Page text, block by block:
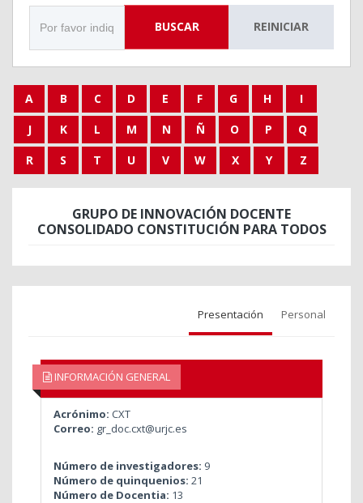
BUSCAR REINICIAR
A B C D E F G H
I
J
K L M N Ñ O P
Q
R
S T U V W X Y Z
GRUPO DE INNOVACIÓN DOCENTE
CONSOLIDADO CONSTITUCIÓN PARA TODOS
Presentación Personal
INFORMACIÓN GENERAL
Acrónimo: CXT
Correo: gr_doc.cxt@urjc.es
Número de investigadores: 9
Número de quinquenios: 21
Número de Docentia: 13